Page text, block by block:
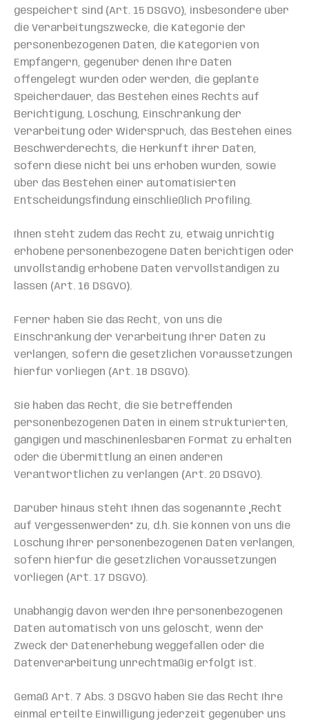
gespeichert sind (Art. 15 DSGVO), insbesondere über
die Verarbeitungszwecke, die Kategorie der
personenbezogenen Daten, die Kategorien von
Empfängern, gegenüber denen Ihre Daten
offengelegt wurden oder werden, die geplante
Speicherdauer, das Bestehen eines Rechts auf
Berichtigung, Löschung, Einschränkung der
Verarbeitung oder Widerspruch, das Bestehen eines
Beschwerderechts, die Herkunft ihrer Daten,
sofern diese nicht bei uns erhoben wurden, sowie
über das Bestehen einer automatisierten
Entscheidungsfindung einschließlich Profiling.
Ihnen steht zudem das Recht zu, etwaig unrichtig
erhobene personenbezogene Daten berichtigen oder
unvollständig erhobene Daten vervollständigen zu
lassen (Art. 16 DSGVO).
Ferner haben Sie das Recht, von uns die
Einschränkung der Verarbeitung Ihrer Daten zu
verlangen, sofern die gesetzlichen Voraussetzungen
hierfür vorliegen (Art. 18 DSGVO).
Sie haben das Recht, die Sie betreffenden
personenbezogenen Daten in einem strukturierten,
gängigen und maschinenlesbaren Format zu erhalten
oder die Übermittlung an einen anderen
Verantwortlichen zu verlangen (Art. 20 DSGVO).
Darüber hinaus steht Ihnen das sogenannte „Recht
auf Vergessenwerden“ zu, d.h. Sie können von uns die
Löschung Ihrer personenbezogenen Daten verlangen,
sofern hierfür die gesetzlichen Voraussetzungen
vorliegen (Art. 17 DSGVO).
Unabhängig davon werden Ihre personenbezogenen
Daten automatisch von uns gelöscht, wenn der
Zweck der Datenerhebung weggefallen oder die
Datenverarbeitung unrechtmäßig erfolgt ist.
Gemäß Art. 7 Abs. 3 DSGVO haben Sie das Recht Ihre
einmal erteilte Einwilligung jederzeit gegenüber uns